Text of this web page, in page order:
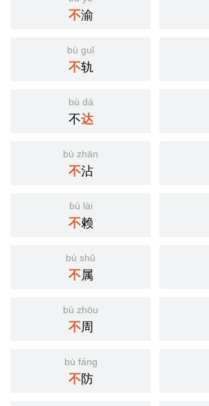
不渝
bù guǐ
不轨
bù dá
不达
bù zhān
不沾
bù lài
不赖
bù shǔ
不属
bù zhōu
不周
bù fáng
不防